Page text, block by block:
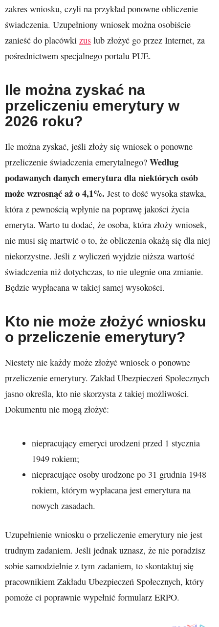
zakres wniosku, czyli na przykład ponowne obliczenie
świadczenia. Uzupełniony wniosek można osobiście
zanieść do placówki zus lub złożyć go przez Internet, za
pośrednictwem specjalnego portalu PUE.
Ile można zyskać na
przeliczeniu emerytury w
2026 roku?
Ile można zyskać, jeśli złoży się wniosek o ponowne
przeliczenie świadczenia emerytalnego? Według
podawanych danych emerytura dla niektórych osób
może wzrosnąć aż o 4,1%. Jest to dość wysoka stawka,
która z pewnością wpłynie na poprawę jakości życia
emeryta. Warto tu dodać, że osoba, która złoży wniosek,
nie musi się martwić o to, że obliczenia okażą się dla niej
niekorzystne. Jeśli z wyliczeń wyjdzie niższa wartość
świadczenia niż dotychczas, to nie ulegnie ona zmianie.
Będzie wypłacana w takiej samej wysokości.
Kto nie może złożyć wniosku
o przeliczenie emerytury?
Niestety nie każdy może złożyć wniosek o ponowne
przeliczenie emerytury. Zakład Ubezpieczeń Społecznych
jasno określa, kto nie skorzysta z takiej możliwości.
Dokumentu nie mogą złożyć:
niepracujący emeryci urodzeni przed 1 stycznia
1949 rokiem;
niepracujące osoby urodzone po 31 grudnia 1948
rokiem, którym wypłacana jest emerytura na
nowych zasadach.
Uzupełnienie wniosku o przeliczenie emerytury nie jest
trudnym zadaniem. Jeśli jednak uznasz, że nie poradzisz
sobie samodzielnie z tym zadaniem, to skontaktuj się
pracownikiem Zakładu Ubezpieczeń Społecznych, który
pomoże ci poprawnie wypełnić formularz ERPO.